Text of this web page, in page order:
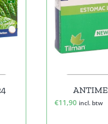
€11,90 incl. btw